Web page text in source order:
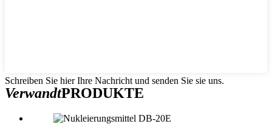
Schreiben Sie hier Ihre Nachricht und senden Sie sie uns.
VerwandtPRODUKTE